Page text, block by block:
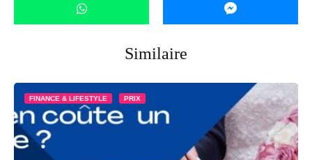
Similaire
FINANCE & LIFESTYLE PRIX